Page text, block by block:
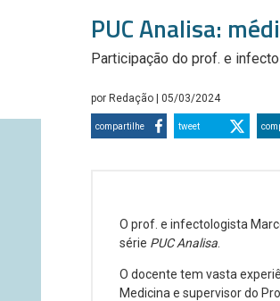
PUC Analisa:
Participação do prof. e
por Redação | 05/03/2024
compartilhe tweet
O prof. e infectologista
série PUC Analisa
O docente tem vasta
Medicina e supervisor do